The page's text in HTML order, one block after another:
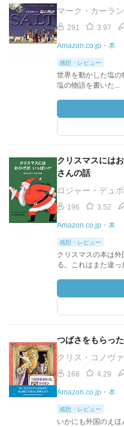
マーク・カーラ
291 3.97
Amazon.co.jp・本
感想・レビュー
世界を動かした塩
塩の物語を書いた...
クリスマスには
さんの話
ロジャー・デュ
196 3.52
Amazon.co.jp・本
感想・レビュー
クリスマスの本は
る。これはまた違
つばさをもらっ
クリス・コノヴ
168 4.29
Amazon.co.jp・本
感想・レビュー
いかにも外国のえ